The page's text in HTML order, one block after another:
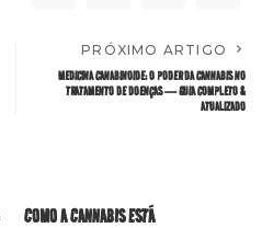
PRÓXIMO ARTIGO
MEDICINA CANABINOIDE: O PODER DA CANNABIS NO
TRATAMENTO DE DOENÇAS — GUIA COMPLETO &
ATUALIZADO
COMO A CANNABIS ESTÁ